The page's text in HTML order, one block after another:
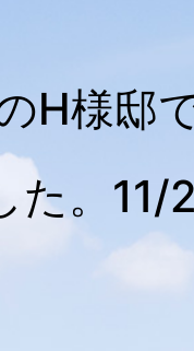
H様邸
。11/